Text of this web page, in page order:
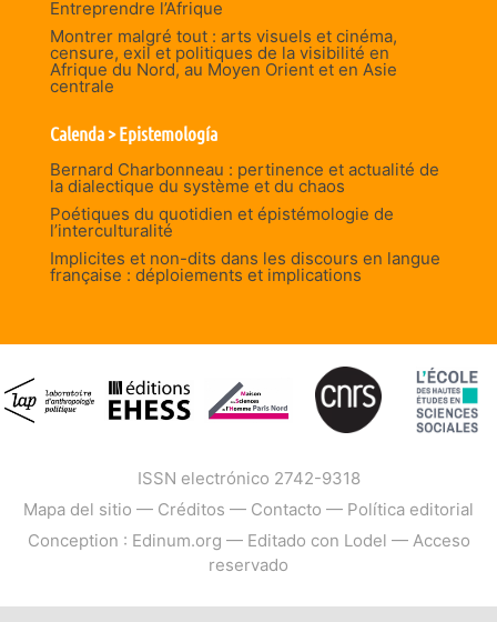
Entreprendre l’Afrique
Montrer malgré tout : arts visuels et cinéma,
censure, exil et politiques de la visibilité en
Afrique du Nord, au Moyen Orient et en Asie
centrale
Calenda > Epistemología
Bernard Charbonneau : pertinence et actualité de
la dialectique du système et du chaos
Poétiques du quotidien et épistémologie de
l’interculturalité
Implicites et non-dits dans les discours en langue
française : déploiements et implications
ISSN electrónico 2742-9318
Mapa del sitio — Créditos — Contacto — Política editorial
Conception : Edinum.org — Editado con Lodel — Acceso
reservado